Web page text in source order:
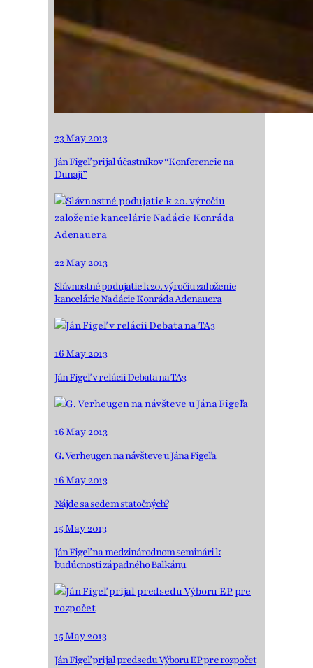
23 May 2013
Ján Figeľ prijal účastníkov “Konferencie na
Dunaji”
22 May 2013
Slávnostné podujatie k 20. výročiu založenie
kancelárie Nadácie Konráda Adenauera
16 May 2013
Ján Figeľ v relácii Debata na TA3
16 May 2013
G. Verheugen na návšteve u Jána Figeľa
16 May 2013
Nájde sa sedem statočných?
15 May 2013
Ján Figeľ na medzinárodnom seminári k
budúcnosti západného Balkánu
15 May 2013
Ján Figeľ prijal predsedu Výboru EP pre rozpočet